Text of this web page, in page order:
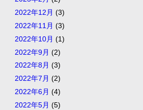
2022年12月 (3)
2022年11月 (3)
2022年10月 (1)
2022年9月 (2)
2022年8月 (3)
2022年7月 (2)
2022年6月 (4)
2022年5月 (5)